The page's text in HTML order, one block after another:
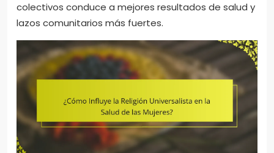
colectivos conduce a mejores resultados de salud y
lazos comunitarios más fuertes.